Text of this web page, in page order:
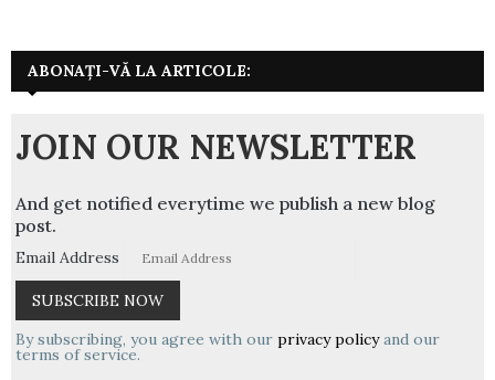
ABONAȚI-VĂ LA ARTICOLE:
JOIN OUR NEWSLETTER
And get notified everytime we publish a new blog
post.
Email Address
By subscribing, you agree with our privacy policyand our
terms of service.